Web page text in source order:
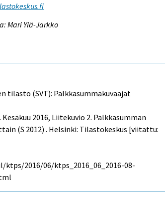
Mari Ylä-Jarkko
tilasto (SVT): Palkkasummakuvaajat
Kesäkuu 2016, Liitekuvio 2. Palkkasumman
(S 2012) . Helsinki: Tilastokeskus [viitattu:
2016/06/ktps_2016_06_2016-08-